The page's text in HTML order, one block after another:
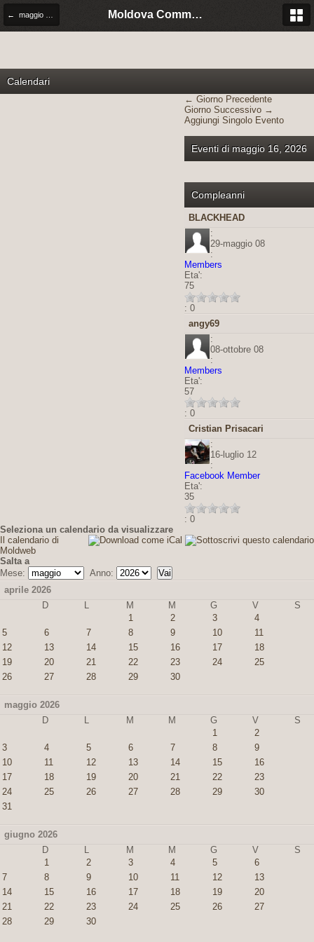
Moldova Community Italia
Calendari
← Giorno Precedente
Giorno Successivo →
Aggiungi Singolo Evento
Eventi di maggio 16, 2026
Compleanni
BLACKHEAD
:
29-maggio 08
:
Members
Eta':
75
: 0
angy69
:
08-ottobre 08
:
Members
Eta':
57
: 0
Cristian Prisacari
:
16-luglio 12
:
Facebook Member
Eta':
35
: 0
Seleziona un calendario da visualizzare
Il calendario di
Moldweb
Salta a
Mese:
Anno:
aprile 2026
D
L M M G V
S
1
2 3
4
5
6 7 8 9 10
11
12
13 14 15 16 17
18
19
20 21 22 23 24
25
26
27 28 29 30
maggio 2026
D
L M M G V
S
1
2
3
4 5 6 7 8
9
10
11 12 13 14 15
16
17
18 19 20 21 22
23
24
25 26 27 28 29
30
31
giugno 2026
D
L M M G V
S
1
2 3 4 5
6
7
8 9 10 11 12
13
14
15 16 17 18 19
20
21
22 23 24 25 26
27
28
29 30